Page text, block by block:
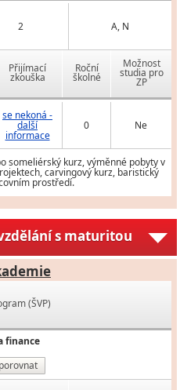
2 A, N
Přijímací
zkouška
Roční
školné
Možnost
studia pro
ZP
se nekoná -
další
informace
0 Ne
someliérský kurz, výměnné pobyty v
carvingový kurz, baristický
prostředí.
s maturitou
(ŠVP)
finance
porovnat